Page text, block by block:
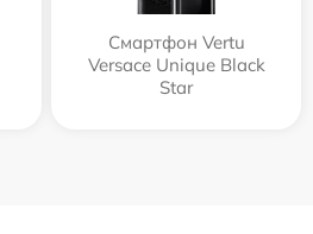
Смартфон Vertu
Versace Unique Black
Star